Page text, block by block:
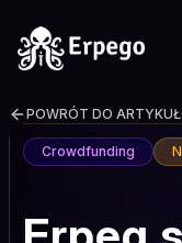
POWRÓT DO
Crowdfunding